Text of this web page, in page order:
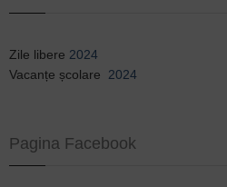
Zile libere 2024
Vacanțe școlare 2024
Pagina Facebook